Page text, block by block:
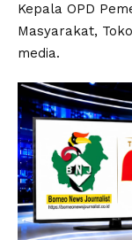
Kepala OPD
Masyarakat,
media.